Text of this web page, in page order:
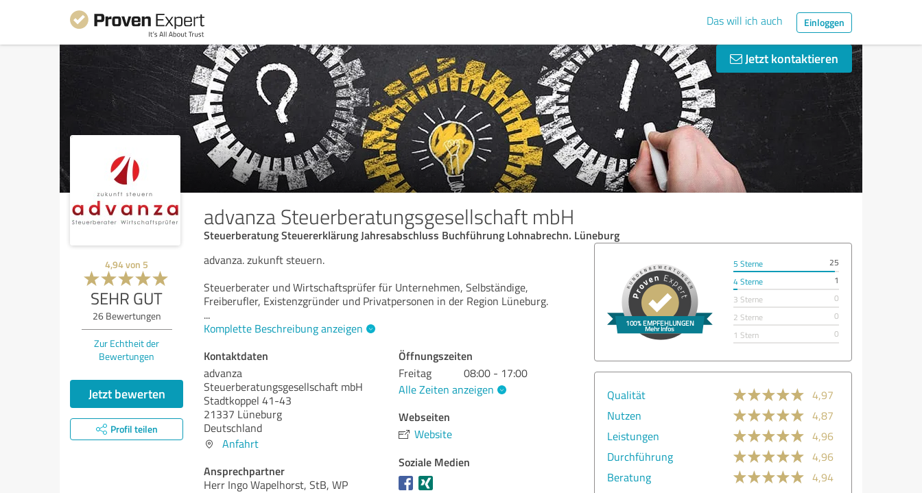
Das will ich auch Einloggen
Jetzt kontaktieren
advanza Steuerberatungsgesellschaft mbH
Steuerberatung Steuererklärung Jahresabschluss Buchführung Lohnabrechn. Lüneburg
4,94von 5
SEHR GUT
26Bewertungen
Zur Echtheit der
Bewertungen
Jetzt bewerten
Profil teilen
advanza. zukunft steuern.
Steuerberater und Wirtschaftsprüfer für Unternehmen, Selbständige,
Freiberufler, Existenzgründer und Privatpersonen in der Region Lüneburg.
...
Komplette Beschreibung anzeigen
Kontaktdaten
advanza
Steuerberatungsgesellschaft mbH
Stadtkoppel 41-43
21337 Lüneburg
Deutschland
Anfahrt
Ansprechpartner
Herr Ingo Wapelhorst, StB, WP
Öffnungszeiten
Freitag
08:00 - 17:00
Alle Zeiten anzeigen
Webseiten
Website
Soziale Medien
5 Sterne
25
4 Sterne
1
3 Sterne
0
2 Sterne
0
1 Stern
0
Qualität
4,97
Nutzen
4,87
Leistungen
4,96
Durchführung
4,96
Beratung
4,94